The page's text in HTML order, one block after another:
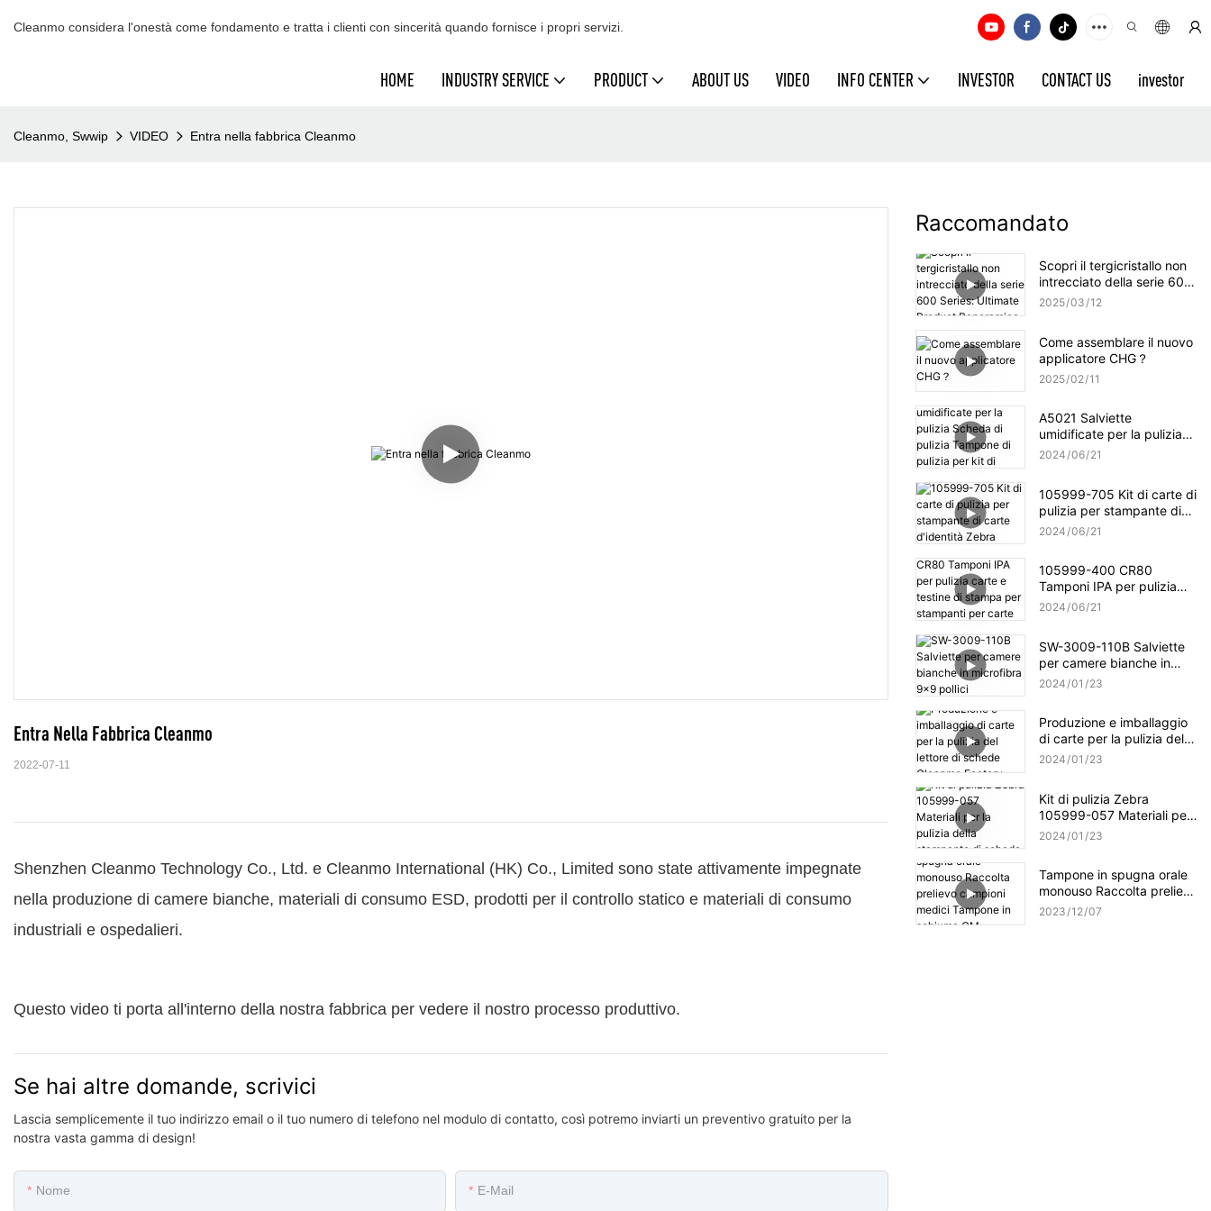
Cleanmo considera l'onestà come fondamento e tratta i clienti con sincerità quando fornisce i propri servizi.
HOME INDUSTRY SERVICE PRODUCT ABOUT US VIDEO INFO CENTER INVESTOR CONTACT US investor
Cleanmo, Swwip VIDEO Entra nella fabbrica Cleanmo
Entra Nella Fabbrica Cleanmo
2022-07-11
Shenzhen Cleanmo Technology Co., Ltd. e Cleanmo International (HK) Co., Limited sono state attivamente impegnate
nella produzione di camere bianche, materiali di consumo ESD, prodotti per il controllo statico e materiali di consumo
industriali e ospedalieri.
Questo video ti porta all'interno della nostra fabbrica per vedere il nostro processo produttivo.
Se hai altre domande, scrivici
Lascia semplicemente il tuo indirizzo email o il tuo numero di telefono nel modulo di contatto, così potremo inviarti un preventivo gratuito per la
nostra vasta gamma di design!
Nome E-Mail
Raccomandato
Scopri il tergicristallo non
intrecciato della serie 600
Series: Ultimate Product
2025 03 12
Come assemblare il nuovo
applicatore CHG？
2025 02 11
A5021 Salviette
umidificate per la pulizia
Scheda di pulizia
2024 06 21
105999-705 Kit di carte di
pulizia per stampante di
carte d'identità Zebra
2024 06 21
105999-400 CR80
Tamponi IPA per pulizia
carte e testine di stampa
2024 06 21
SW-3009-110B Salviette
per camere bianche in
microfibra 9x9 pollici
2024 01 23
Produzione e imballaggio
di carte per la pulizia del
lettore di schede Cleanmo
2024 01 23
Kit di pulizia Zebra
105999-057 Materiali per
la pulizia della stampante
2024 01 23
Tampone in spugna orale
monouso Raccolta prelievo
campioni medici Tampone
2023 12 07